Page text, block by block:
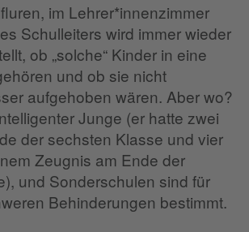
im Lehrer*innenzimmer
Schulleiters wird immer wieder
ob „solche“ Kinder in eine
und ob sie nicht
aufgehoben wären. Aber wo?
Junge (er hatte zwei
der sechsten Klasse und vier
Zeugnis am Ende der
und Sonderschulen sind für
Behinderungen bestimmt.